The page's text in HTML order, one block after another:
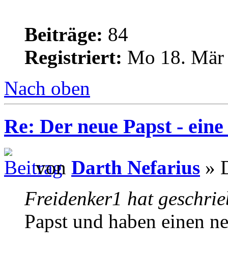
Beiträge: 84
Registriert: Mo 18.
Nach oben
Re: Der neue Papst -
von Darth Nefarius »
Freidenker1 hat
Papst und haben einen